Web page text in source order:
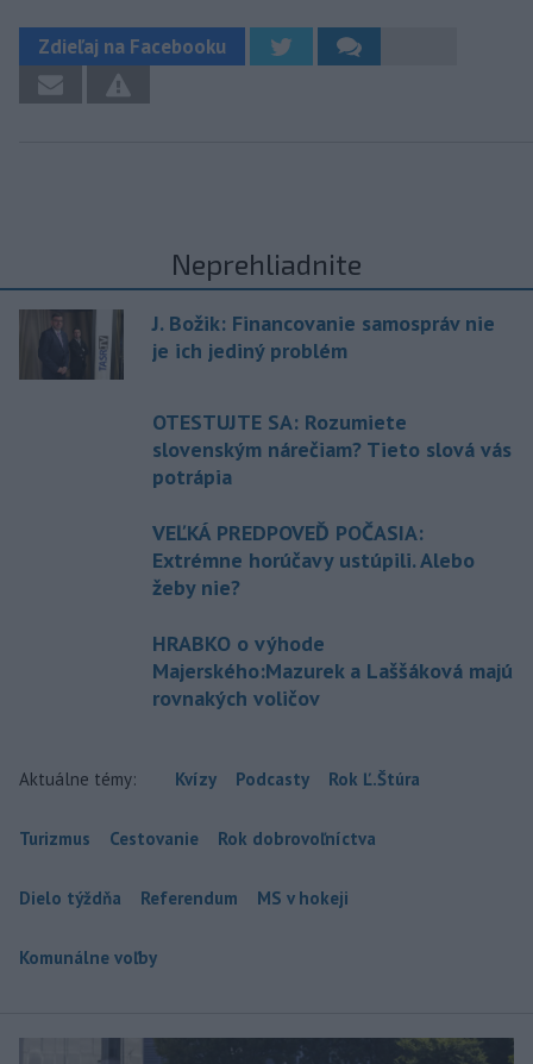
Zdieľaj na Facebooku
Neprehliadnite
J. Božik: Financovanie samospráv nie
je ich jediný problém
OTESTUJTE SA: Rozumiete
slovenským nárečiam? Tieto slová vás
potrápia
VEĽKÁ PREDPOVEĎ POČASIA:
Extrémne horúčavy ustúpili. Alebo
žeby nie?
HRABKO o výhode
Majerského:Mazurek a Laššáková majú
rovnakých voličov
Aktuálne témy: Kvízy Podcasty Rok Ľ.Štúra
Turizmus Cestovanie Rok dobrovoľníctva
Dielo týždňa Referendum MS v hokeji
Komunálne voľby